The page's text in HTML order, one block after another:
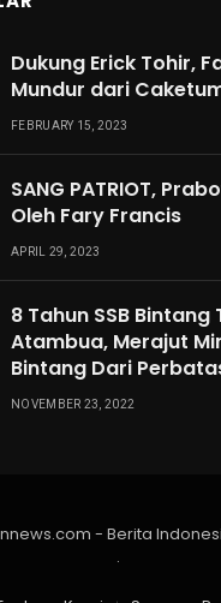
Dukung Erick Tohir,
Mundur dari
FEBRUARY 15, 2023
SANG PATRIOT,
Oleh Fary Francis
APRIL 29, 2023
8 Tahun SSB Bintang
Atambua, Merajut
Bintang Dari
NOVEMBER 23, 2022
- Berita
.